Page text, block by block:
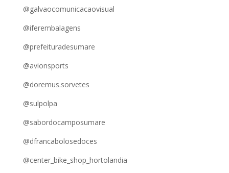
@galvaocomunicacaovisual
@iferembalagens
@prefeituradesumare
@avionsports
@doremus.sorvetes
@sulpolpa
@sabordocamposumare
@dfrancabolosedoces
@center_bike_shop_hortolandia